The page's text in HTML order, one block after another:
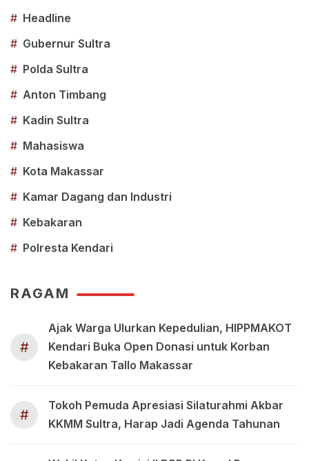
# Headline
# Gubernur Sultra
# Polda Sultra
# Anton Timbang
# Kadin Sultra
# Mahasiswa
# Kota Makassar
# Kamar Dagang dan Industri
# Kebakaran
# Polresta Kendari
RAGAM
#
Ajak Warga Ulurkan Kepedulian, HIPPMAKOT
Kendari Buka Open Donasi untuk Korban
Kebakaran Tallo Makassar
#
Tokoh Pemuda Apresiasi Silaturahmi Akbar
KKMM Sultra, Harap Jadi Agenda Tahunan